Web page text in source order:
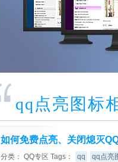
qq点亮图标
如何免费点亮、关闭熄灭
分类： QQ专区 Tags： qq qq点亮